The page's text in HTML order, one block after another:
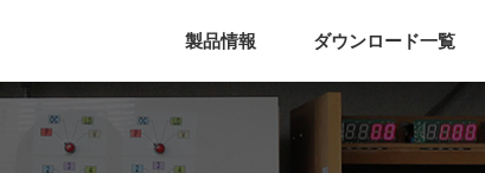
製品情報 ダウンロード一覧